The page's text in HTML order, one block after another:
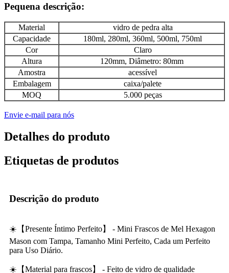
Pequena descrição:
Material
vidro de pedra alta
Capacidade
180ml, 280ml, 360ml, 500ml, 750ml
Cor
Claro
Altura
120mm, Diâmetro: 80mm
Amostra
acessível
Embalagem
caixa/palete
MOQ
5.000 peças
Envie e-mail para nós
Detalhes do produto
Etiquetas de produtos
Descrição do produto
☀️【Presente Íntimo Perfeito】 - Mini Frascos de Mel Hexagon
Mason com Tampa, Tamanho Mini Perfeito, Cada um Perfeito
para Uso Diário.
☀️【Material para frascos】 - Feito de vidro de qualidade